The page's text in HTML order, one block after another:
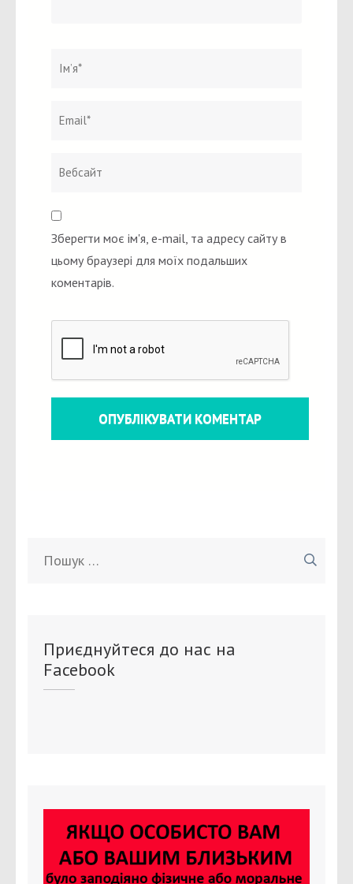
Зберегти моє ім'я, e-mail, та адресу сайту в
цьому браузері для моїх подальших
коментарів.
Приєднуйтеся до нас на
Facebook